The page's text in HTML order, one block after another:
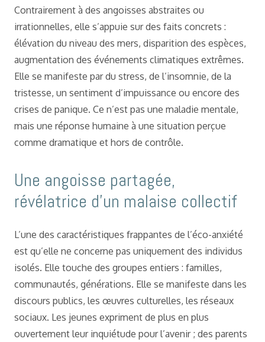
Contrairement à des angoisses abstraites ou
irrationnelles, elle s’appuie sur des faits concrets :
élévation du niveau des mers, disparition des espèces,
augmentation des événements climatiques extrêmes.
Elle se manifeste par du stress, de l’insomnie, de la
tristesse, un sentiment d’impuissance ou encore des
crises de panique. Ce n’est pas une maladie mentale,
mais une réponse humaine à une situation perçue
comme dramatique et hors de contrôle.
Une angoisse partagée,
révélatrice d’un malaise collectif
L’une des caractéristiques frappantes de l’éco-anxiété
est qu’elle ne concerne pas uniquement des individus
isolés. Elle touche des groupes entiers : familles,
communautés, générations. Elle se manifeste dans les
discours publics, les œuvres culturelles, les réseaux
sociaux. Les jeunes expriment de plus en plus
ouvertement leur inquiétude pour l’avenir ; des parents